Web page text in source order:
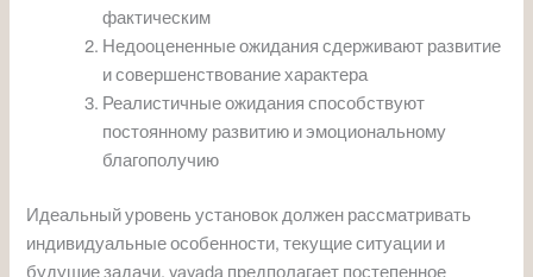
фактическим
Недооцененные ожидания сдерживают развитие
и совершенствование характера
Реалистичные ожидания способствуют
постоянному развитию и эмоциональному
благополучию
Идеальный уровень установок должен рассматривать
индивидуальные особенности, текущие ситуации и
будущие задачи. vavada предполагает постепенное